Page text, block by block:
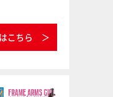
こちら